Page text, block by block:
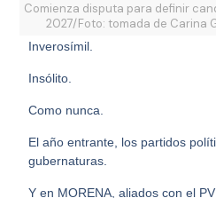
Comienza disputa para definir
2027/Foto: tomada de Carina
Inverosímil.
Insólito.
Como nunca.
El año entrante, los partidos
gubernaturas.
Y en MORENA, aliados con el